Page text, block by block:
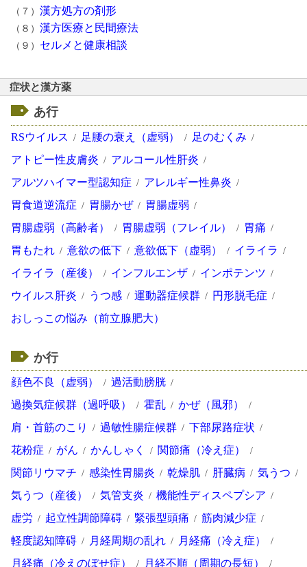
（７） 漢方処方の剤形
（８） 漢方医療と民間療法
（９） セルメと健康相談
症状と漢方薬
あ行
RSウイルス 足腰の衰え（虚弱）
足のむくみ
アトピー性皮膚炎
アルコール性肝炎
アルツハイマー型認知症
アレルギー性鼻炎
胃食道逆流症
胃腸かぜ
胃腸虚弱
胃腸虚弱（高齢者）
胃腸虚弱（フレイル）
胃痛
胃もたれ
意欲の低下 意欲低下（虚弱）
イライラ
イライラ（産後）
インフルエンザ
インポテンツ
ウイルス肝炎
うつ感 運動器症候群
円形脱毛症
おしっこの悩み（前立腺肥大）
か行
顔色不良（虚弱）
過活動膀胱
過換気症候群（過呼吸）
霍乱
かぜ（風邪）
肩・首筋のこり
過敏性腸症候群
下部尿路症状
花粉症
がん かんしゃく
関節痛（冷え症）
関節リウマチ
感染性胃腸炎 乾燥肌 肝臓病
気うつ
気うつ（産後）
気管支炎
機能性ディスペプシア
虚労
起立性調節障碍 緊張型頭痛
筋肉減少症
軽度認知障碍
月経周期の乱れ
月経痛（冷え症）
月経痛（冷えのぼせ症）
月経不順（周期の長短）